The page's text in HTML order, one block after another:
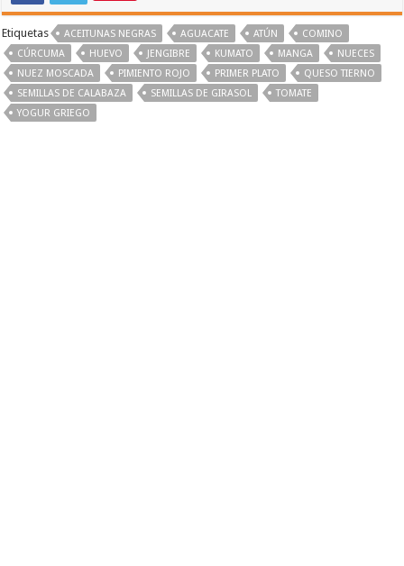
Etiquetas ACEITUNAS NEGRAS AGUACATE ATÚN
COMINO
CÚRCUMA
HUEVO JENGIBRE KUMATO MANGA
NUECES
NUEZ MOSCADA
PIMIENTO ROJO PRIMER PLATO
QUESO TIERNO
SEMILLAS DE CALABAZA
SEMILLAS DE GIRASOL
TOMATE
YOGUR GRIEGO